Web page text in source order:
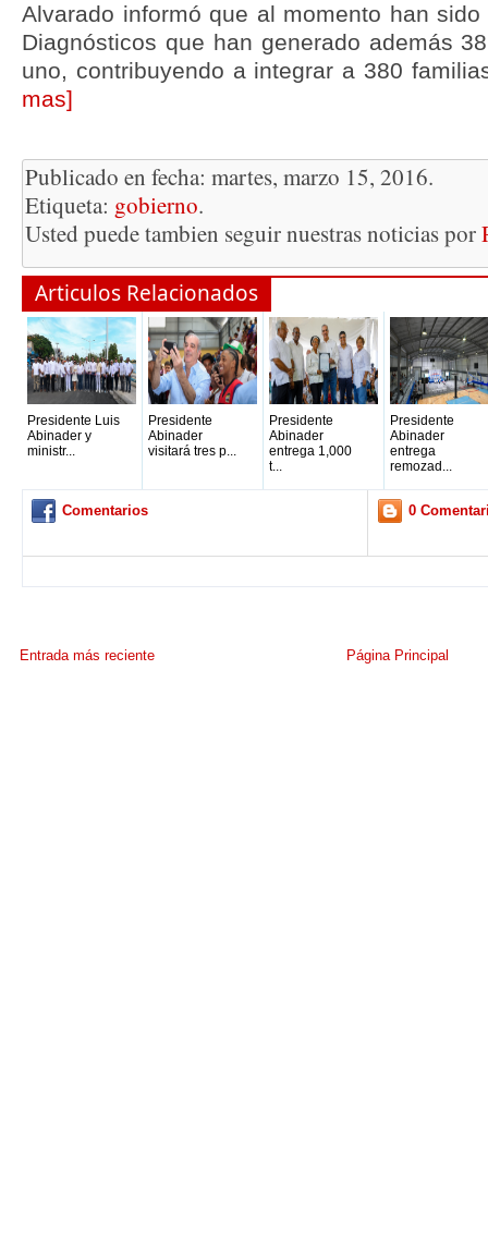
Alvarado informó que al momento han
Diagnósticos que han generado además
uno, contribuyendo a integrar a 380
mas]
Publicado en fecha: martes, marzo 15, 2016.
Etiqueta: gobierno.
Usted puede tambien seguir nuestras noticias por
Articulos Relacionados
Presidente Luis
Abinader y
ministr...
Presidente
Abinader
visitará tres p...
Presidente
Abinader
entrega 1,000
t...
Presidente
Abinader
entrega
remozad...
Comentarios 0
Entrada más reciente Página Principal